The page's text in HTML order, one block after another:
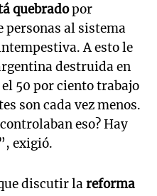
quebradopor
al sistema
A esto le
destruida en
50 por ciento trabajo
son cada vez menos.
eso? Hay
exigió.
discutir lareforma